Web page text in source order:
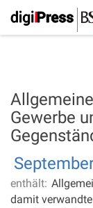
Gewerbe
enthält:
damit